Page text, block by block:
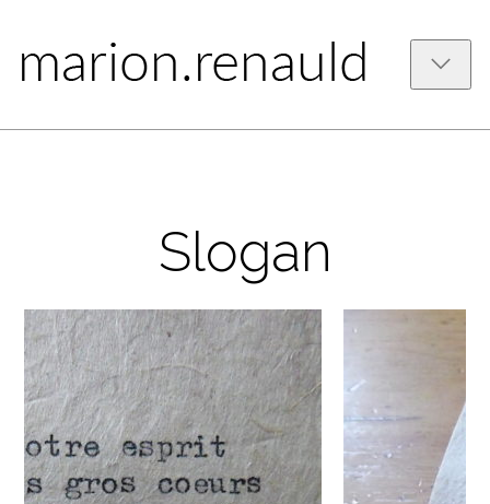
Slogan